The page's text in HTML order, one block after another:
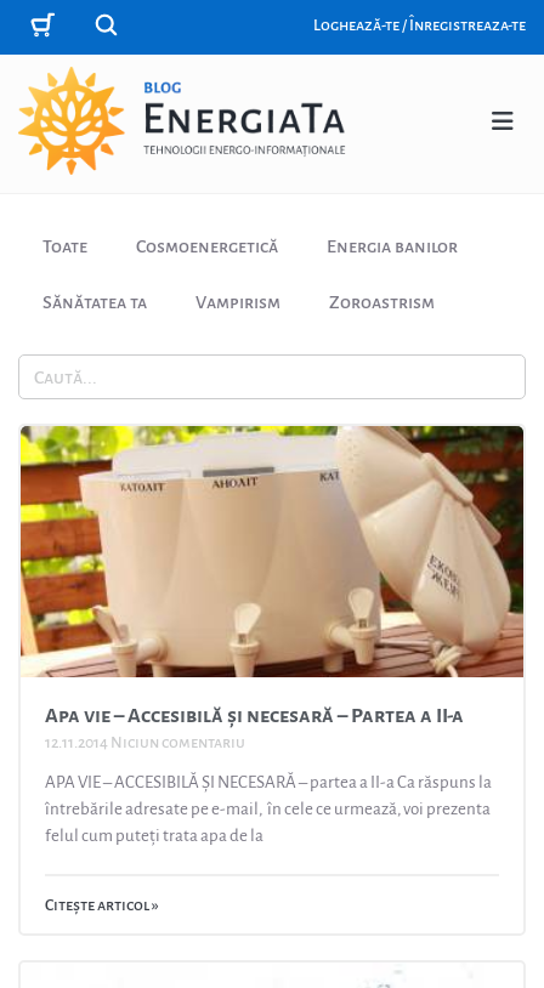
Loghează-te / Înregistreaza-te
Toate Cosmoenergetică Energia banilor
Sănătatea ta Vampirism Zoroastrism
Apa vie – Accesibilă și necesară – Partea a II-a
12.11.2014 Niciun comentariu
APA VIE – ACCESIBILĂ ȘI NECESARĂ – partea a II-a Ca răspuns la
întrebările adresate pe e-mail, în cele ce urmează, voi prezenta
felul cum puteți trata apa de la
Citește articol »